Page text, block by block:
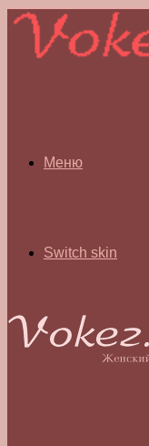
Меню
Switch skin